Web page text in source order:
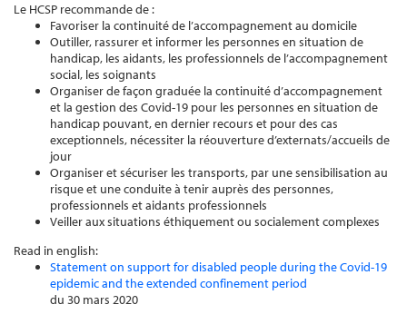
Le HCSP recommande de :
Favoriser la continuité de l’accompagnement au domicile
Outiller, rassurer et informer les personnes en situation de
handicap, les aidants, les professionnels de l’accompagnement
social, les soignants
Organiser de façon graduée la continuité d’accompagnement
et la gestion des Covid-19 pour les personnes en situation de
handicap pouvant, en dernier recours et pour des cas
exceptionnels, nécessiter la réouverture d’externats/accueils de
jour
Organiser et sécuriser les transports, par une sensibilisation au
risque et une conduite à tenir auprès des personnes,
professionnels et aidants professionnels
Veiller aux situations éthiquement ou socialement complexes
Read in english:
Statement on support for disabled people during the Covid-19
epidemic and the extended confinement period
du 30 mars 2020